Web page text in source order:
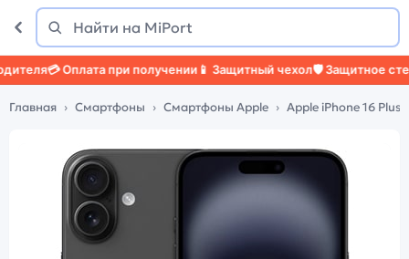
Поиск
Найти
💳 Оплата при получении📱 Защитный чехол🛡️ Защитное стекло
Главная Смартфоны Смартфоны Apple Apple iPhone 16 Plus